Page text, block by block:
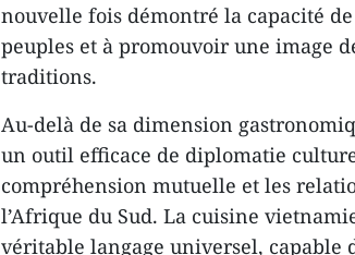
nouvelle fois démontré la capacité
peuples et à promouvoir une image
traditions.
Au-delà de sa dimension
un outil efficace de diplomatie
compréhension mutuelle et les
l’Afrique du Sud. La cuisine
véritable langage universel, capable